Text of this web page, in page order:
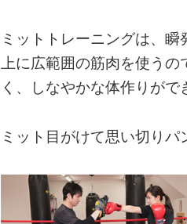
ミットトレーニングは、
上に広範囲の筋肉を使う
く、しなやかな体作りがで
ミット目がけて思い切りパ